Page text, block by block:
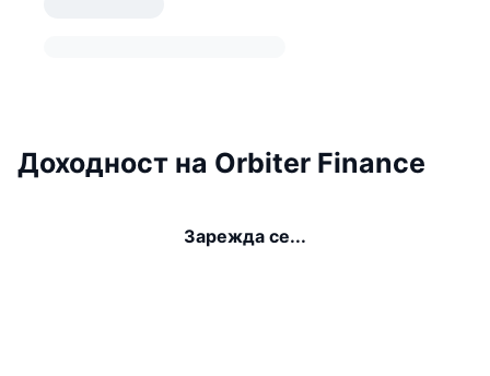
Доходност на Orbiter Finance
Зарежда се...